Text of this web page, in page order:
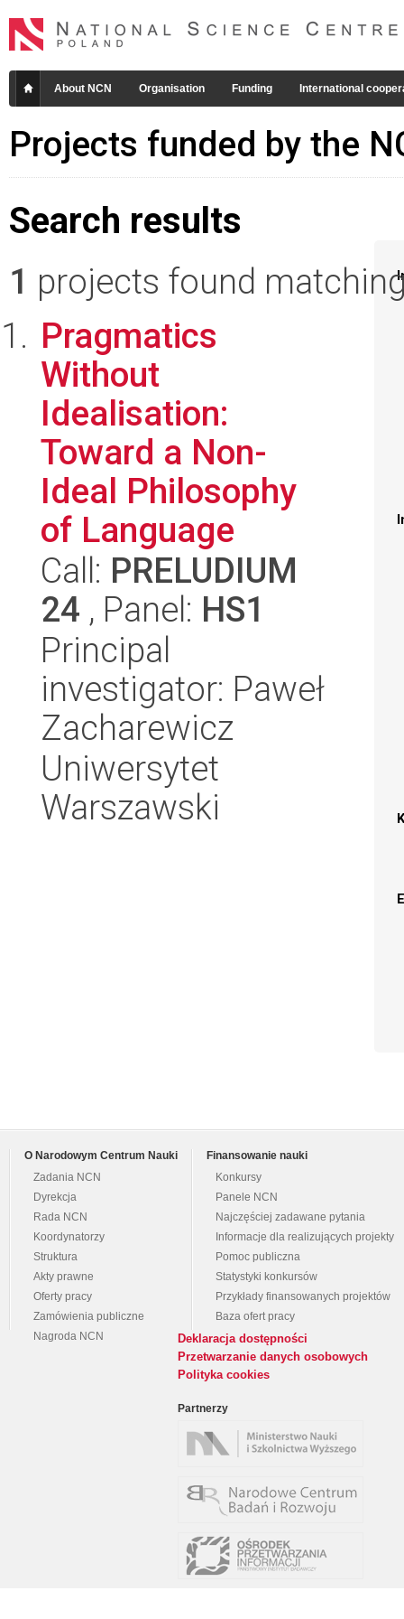
About NCN Organisation Funding International
Projects funded by the
Search results
1 projects found
Pragmatics
Without
Idealisation:
Toward a Non-
Ideal Philosophy
of Language
Call: PRELUDIUM
24 , Panel: HS1
Principal
investigator: Paweł
Zacharewicz
Uniwersytet
Warszawski
O Narodowym Centrum Nauki
Zadania NCN
Dyrekcja
Rada NCN
Koordynatorzy
Struktura
Akty prawne
Oferty pracy
Zamówienia publiczne
Nagroda NCN
Finansowanie nauki
Konkursy
Panele NCN
Najczęściej zadawane pytania
Informacje dla realizujących projekty
Pomoc publiczna
Statystyki konkursów
Przykłady finansowanych projektów
Baza ofert pracy
Deklaracja dostępności
Przetwarzanie danych osobowych
Polityka cookies
Partnerzy